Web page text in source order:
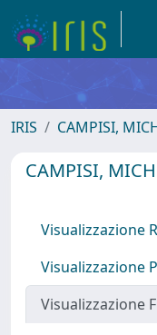
IRIS CAMPISI,
CAMPISI,
Visualizzazione
Visualizzazione
Visualizzazione